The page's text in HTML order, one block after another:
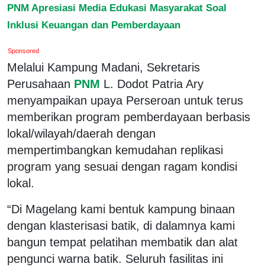
PNM Apresiasi Media Edukasi Masyarakat Soal
Inklusi Keuangan dan Pemberdayaan
Sponsored
Melalui Kampung Madani, Sekretaris
Perusahaan PNM L. Dodot Patria Ary
menyampaikan upaya Perseroan untuk terus
memberikan program pemberdayaan berbasis
lokal/wilayah/daerah dengan
mempertimbangkan kemudahan replikasi
program yang sesuai dengan ragam kondisi
lokal.
“Di Magelang kami bentuk kampung binaan
dengan klasterisasi batik, di dalamnya kami
bangun tempat pelatihan membatik dan alat
pengunci warna batik. Seluruh fasilitas ini